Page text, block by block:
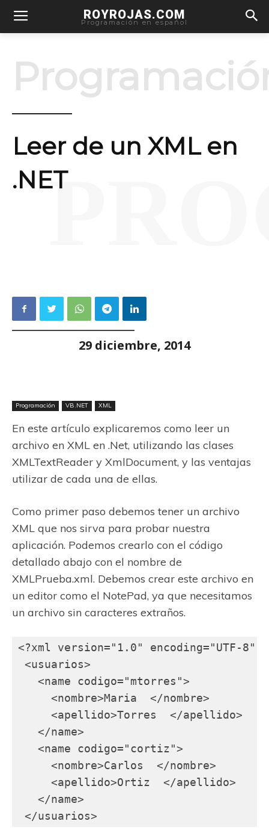
ROYROJAS.COM
Programación en español
Leer de un XML en
.NET
29 diciembre, 2014
Programación VB.NET XML
En este artículo explicaremos como leer un
archivo en XML en .Net, utilizando las clases
XMLTextReader y XmlDocument, y las ventajas
utilizar de cada una de ellas.
Como primer paso debemos tener un archivo
XML que nos sirva para probar nuestra
aplicación. Podemos crearlo con el código
detallado abajo con el nombre de
XMLPrueba.xml. Debemos crear este archivo en
un editor como el NotePad, ya que necesitamos
un archivo sin caracteres extraños.
<?xml version="1.0" encoding="UTF-8"?>
<usuarios>
   <name codigo="mtorres">
     <nombre>Maria  </nombre>
     <apellido>Torres  </apellido>
   </name>
   <name codigo="cortiz">
     <nombre>Carlos  </nombre>
     <apellido>Ortiz  </apellido>
   </name>
</usuarios>